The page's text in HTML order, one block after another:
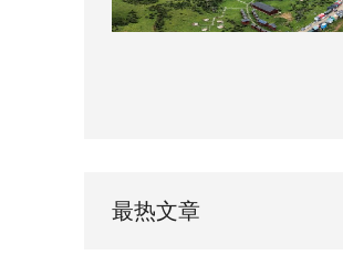
最热文章